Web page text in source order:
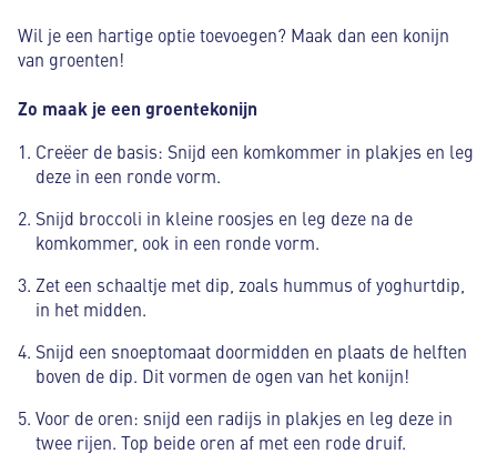
Wil je een hartige optie toevoegen? Maak dan een konijn
van groenten!
Zo maak je een groentekonijn
Creëer de basis: Snijd een komkommer in plakjes en leg
deze in een ronde vorm.
Snijd broccoli in kleine roosjes en leg deze na de
komkommer, ook in een ronde vorm.
Zet een schaaltje met dip, zoals hummus of yoghurtdip,
in het midden.
Snijd een snoeptomaat doormidden en plaats de helften
boven de dip. Dit vormen de ogen van het konijn!
Voor de oren: snijd een radijs in plakjes en leg deze in
twee rijen. Top beide oren af met een rode druif.